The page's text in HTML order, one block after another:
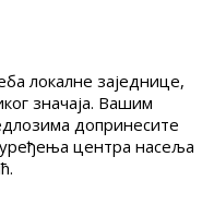
локалне заједнице,
значаја. Вашим
допринесите
центра насеља